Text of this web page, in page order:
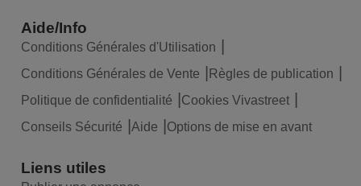
Aide/Info
Conditions Générales d'Utilisation
Conditions Générales de Vente
Règles de publication
Politique de confidentialité
Cookies Vivastreet
Conseils Sécurité
Aide Options de mise en avant
Liens utiles